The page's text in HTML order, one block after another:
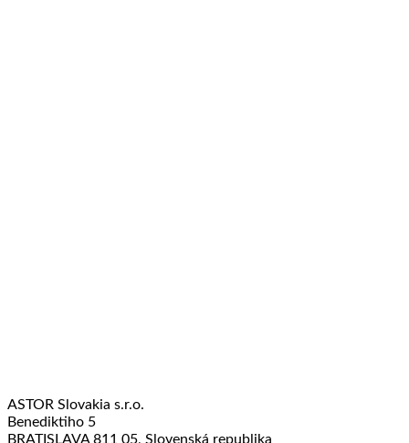
ASTOR Slovakia s.r.o.
Benediktiho 5
BRATISLAVA 811 05, Slovenská republika